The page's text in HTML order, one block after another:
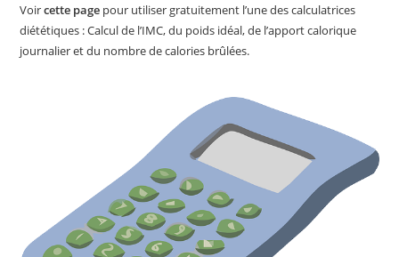
Voircette page pour utiliser gratuitement l’une des calculatrices
diététiques : Calcul de l’IMC, du poids idéal, de l’apport calorique
journalier et du nombre de calories brûlées.